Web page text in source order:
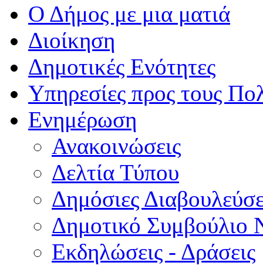
Ο Δήμος με μια ματιά
Διοίκηση
Δημοτικές Ενότητες
Υπηρεσίες προς τους
Ενημέρωση
Ανακοινώσεις
Δελτία Τύπου
Δημόσιες
Δημοτικό Συμβούλιο
Εκδηλώσεις - Δράσεις